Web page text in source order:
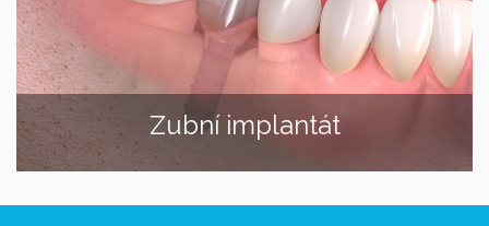
Zubní implantát